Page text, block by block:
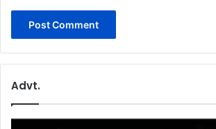
Advt.